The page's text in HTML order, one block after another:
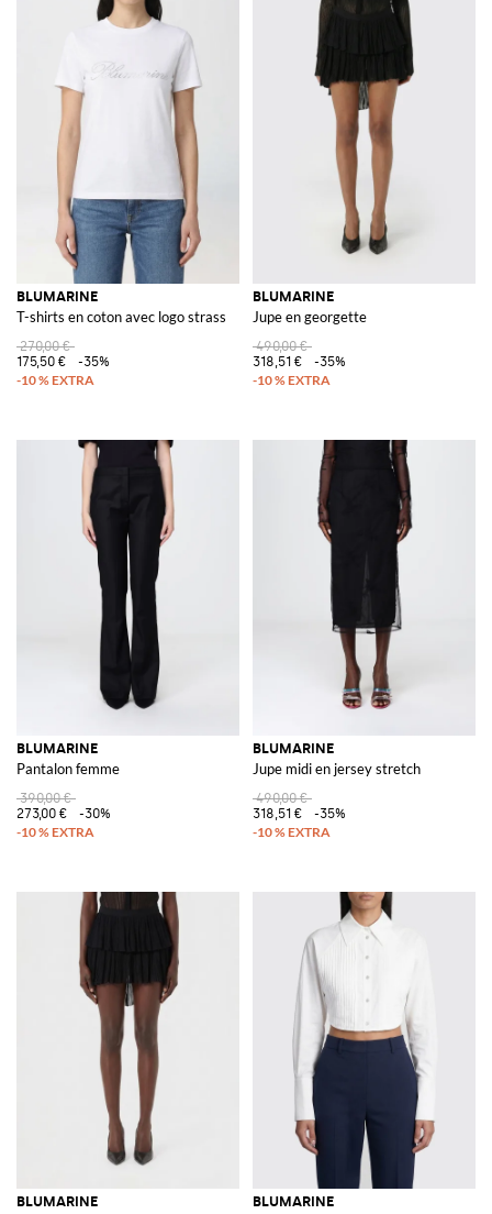
BLUMARINE
T-shirts en coton avec logo strass
270,00 €
175,50 €
-35%
BLUMARINE
Jupe en georgette
490,00 €
318,51 €
-35%
BLUMARINE
Pantalon femme
390,00 €
273,00 €
-30%
BLUMARINE
Jupe midi en jersey stretch
490,00 €
318,51 €
-35%
BLUMARINE BLUMARINE